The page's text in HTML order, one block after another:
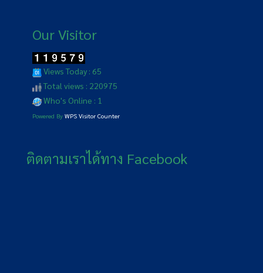
Our Visitor
Views Today : 65
Total views : 220975
Who's Online : 1
Powered By WPS Visitor Counter
ติดตามเราได้ทาง Facebook